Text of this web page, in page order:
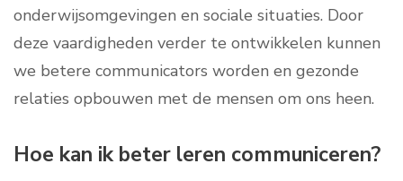
onderwijsomgevingen en sociale situaties. Door
deze vaardigheden verder te ontwikkelen kunnen
we betere communicators worden en gezonde
relaties opbouwen met de mensen om ons heen.
Hoe kan ik beter leren communiceren?